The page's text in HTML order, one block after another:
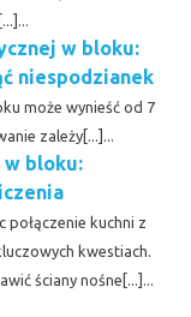
w bloku:
niespodzianek
może wynieść od 7
zależy[...]...
w bloku:
połączenie kuchni z
kwestiach.
ściany nośne[...]...